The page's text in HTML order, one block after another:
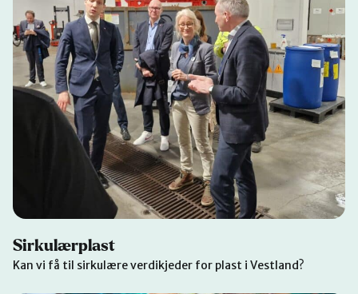
Sirkulærplast
Kan vi få til sirkulære verdikjeder for plast i Vestland?